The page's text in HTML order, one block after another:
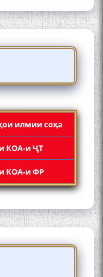
илмии соҳа
КОА-и ҶТ
КОА-и ФР